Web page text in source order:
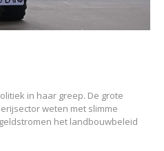
in haar greep. De grote
weten met slimme
het landbouwbeleid